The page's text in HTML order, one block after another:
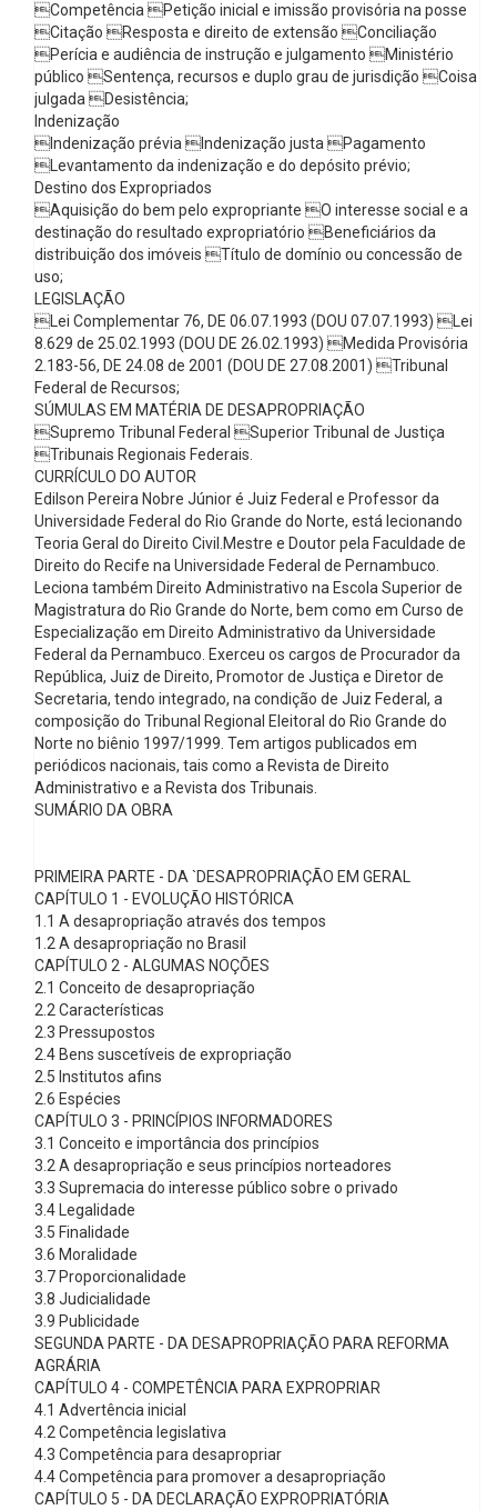
Competência Petição inicial e imissão provisória na posse
Citação Resposta e direito de extensão Conciliação
Perícia e audiência de instrução e julgamento Ministério
público Sentença, recursos e duplo grau de jurisdição Coisa
julgada Desistência;
Indenização
Indenização prévia Indenização justa Pagamento
Levantamento da indenização e do depósito prévio;
Destino dos Expropriados
Aquisição do bem pelo expropriante O interesse social e a
destinação do resultado expropriatório Beneficiários da
distribuição dos imóveis Título de domínio ou concessão de
uso;
LEGISLAÇÃO
Lei Complementar 76, DE 06.07.1993 (DOU 07.07.1993) Lei
8.629 de 25.02.1993 (DOU DE 26.02.1993) Medida Provisória
2.183-56, DE 24.08 de 2001 (DOU DE 27.08.2001) Tribunal
Federal de Recursos;
SÚMULAS EM MATÉRIA DE DESAPROPRIAÇÃO
Supremo Tribunal Federal Superior Tribunal de Justiça
Tribunais Regionais Federais.
CURRÍCULO DO AUTOR
Edilson Pereira Nobre Júnior é Juiz Federal e Professor da
Universidade Federal do Rio Grande do Norte, está lecionando
Teoria Geral do Direito Civil.Mestre e Doutor pela Faculdade de
Direito do Recife na Universidade Federal de Pernambuco.
Leciona também Direito Administrativo na Escola Superior de
Magistratura do Rio Grande do Norte, bem como em Curso de
Especialização em Direito Administrativo da Universidade
Federal da Pernambuco. Exerceu os cargos de Procurador da
República, Juiz de Direito, Promotor de Justiça e Diretor de
Secretaria, tendo integrado, na condição de Juiz Federal, a
composição do Tribunal Regional Eleitoral do Rio Grande do
Norte no biênio 1997/1999. Tem artigos publicados em
periódicos nacionais, tais como a Revista de Direito
Administrativo e a Revista dos Tribunais.
SUMÁRIO DA OBRA
PRIMEIRA PARTE - DA `DESAPROPRIAÇÃO EM GERAL
CAPÍTULO 1 - EVOLUÇÃO HISTÓRICA
1.1 A desapropriação através dos tempos
1.2 A desapropriação no Brasil
CAPÍTULO 2 - ALGUMAS NOÇÕES
2.1 Conceito de desapropriação
2.2 Características
2.3 Pressupostos
2.4 Bens suscetíveis de expropriação
2.5 Institutos afins
2.6 Espécies
CAPÍTULO 3 - PRINCÍPIOS INFORMADORES
3.1 Conceito e importância dos princípios
3.2 A desapropriação e seus princípios norteadores
3.3 Supremacia do interesse público sobre o privado
3.4 Legalidade
3.5 Finalidade
3.6 Moralidade
3.7 Proporcionalidade
3.8 Judicialidade
3.9 Publicidade
SEGUNDA PARTE - DA DESAPROPRIAÇÃO PARA REFORMA
AGRÁRIA
CAPÍTULO 4 - COMPETÊNCIA PARA EXPROPRIAR
4.1 Advertência inicial
4.2 Competência legislativa
4.3 Competência para desapropriar
4.4 Competência para promover a desapropriação
CAPÍTULO 5 - DA DECLARAÇÃO EXPROPRIATÓRIA